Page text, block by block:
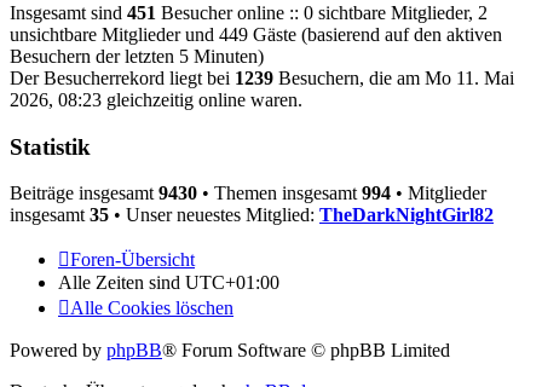
Insgesamt sind 451 Besucher online :: 0 sichtbare Mitglieder, 2
unsichtbare Mitglieder und 449 Gäste (basierend auf den aktiven
Besuchern der letzten 5 Minuten)
Der Besucherrekord liegt bei 1239 Besuchern, die am Mo 11. Mai
2026, 08:23 gleichzeitig online waren.
Statistik
Beiträge insgesamt 9430 • Themen insgesamt 994 • Mitglieder
insgesamt 35 • Unser neuestes Mitglied: TheDarkNightGirl82
Foren-Übersicht
Alle Zeiten sind UTC+01:00
Alle Cookies löschen
Powered by phpBB® Forum Software © phpBB Limited